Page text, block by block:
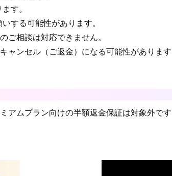
す。
する可能性があります。
ご相談は対応できません。
ャンセル（ご返金）になる可能性がありま
アムプラン向けの半額返金保証は対象外で